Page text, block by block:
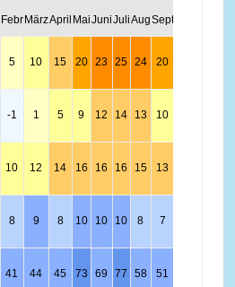
Febr MärzApril MaiJuniJuliAugSept
5 10 15 20 23 25 24 20
-1 1 5 9 12 14 13 10
10 12 14 16 16 16 15 13
8 9 8 10 10 10 8 7
41 44 45 73 69 77 58 51